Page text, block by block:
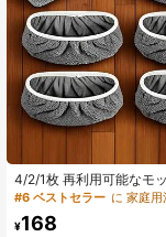
4.77
4.77
4/2/1枚 再利用可能なモ
乾湿両用フラットモップ
濯可能、ハードウッドフ
に適しています: 耐久性
#6 ベストセラー
¥168